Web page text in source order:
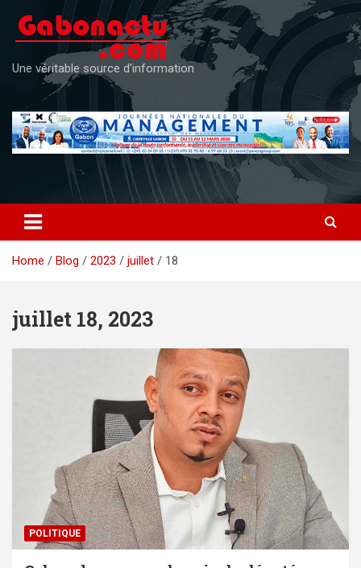
content
Une véritable source d'information
Home Blog 2023 juillet 18
juillet 18, 2023
POLITIQUE